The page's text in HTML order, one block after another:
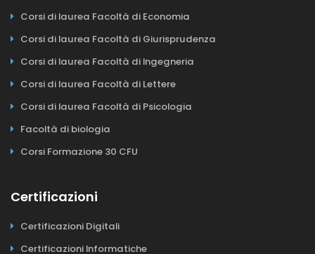
Corsi di laurea Facoltà di Economia
Corsi di laurea Facoltà di Giurisprudenza
Corsi di laurea Facoltà di Ingegneria
Corsi di laurea Facoltà di Lettere
Corsi di laurea Facoltà di Psicologia
Facoltà di biologia
Corsi Formazione 30 CFU
Certificazioni
Certificazioni Digitali
Certificazioni Informatiche